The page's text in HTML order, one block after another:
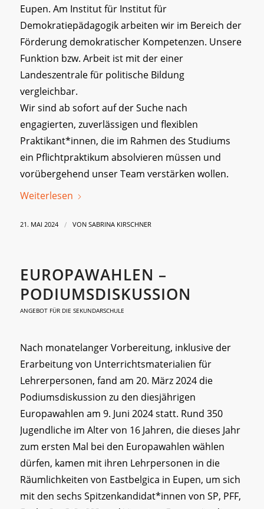
Eupen. Am Institut für Institut für
Demokratiepädagogik arbeiten wir im Bereich der
Förderung demokratischer Kompetenzen. Unsere
Funktion bzw. Arbeit ist mit der einer
Landeszentrale für politische Bildung
vergleichbar.
Wir sind ab sofort auf der Suche nach
engagierten, zuverlässigen und flexiblen
Praktikant*innen, die im Rahmen des Studiums
ein Pflichtpraktikum absolvieren müssen und
vorübergehend unser Team verstärken wollen.
Weiterlesen
21. MAI 2024 / VON SABRINA KIRSCHNER
EUROPAWAHLEN –
PODIUMSDISKUSSION
ANGEBOT FÜR DIE SEKUNDARSCHULE
Nach monatelanger Vorbereitung, inklusive der
Erarbeitung von Unterrichtsmaterialien für
Lehrerpersonen, fand am 20. März 2024 die
Podiumsdiskussion zu den diesjährigen
Europawahlen am 9. Juni 2024 statt. Rund 350
Jugendliche im Alter von 16 Jahren, die dieses Jahr
zum ersten Mal bei den Europawahlen wählen
dürfen, kamen mit ihren Lehrpersonen in die
Räumlichkeiten von Eastbelgica in Eupen, um sich
mit den sechs Spitzenkandidat*innen von SP, PFF,